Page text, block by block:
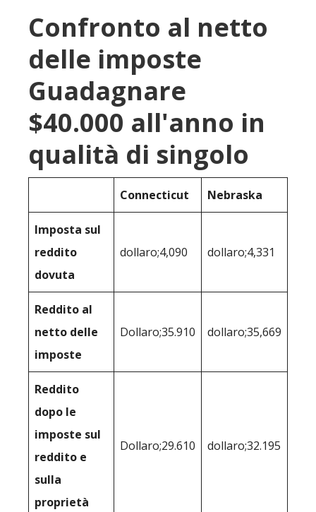
Confronto al netto
delle imposte
Guadagnare
$40.000 all'anno in
qualità di singolo
Connecticut Nebraska
Imposta sul
reddito
dovuta
dollaro;4,090 dollaro;4,331
Reddito al
netto delle
imposte
Dollaro;35.910 dollaro;35,669
Reddito
dopo le
imposte sul
reddito e
sulla
proprietà
Dollaro;29.610 dollaro;32.195